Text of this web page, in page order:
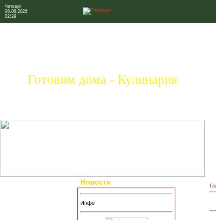
Четверг
06.08.2026
02:29
Готовим дома - Кулинария
Новости
Инфо